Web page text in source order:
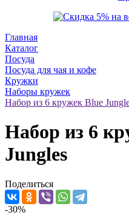
Главная
Каталог
Посуда
Посуда для чая и кофе
Кружки
Наборы кружек
Набор из 6 кружек Blue
Набор из 6
Jungles
Поделиться
-30%